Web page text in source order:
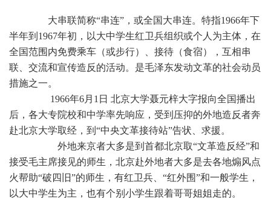
大串联简称“串连”，或全国大串连。特指1966年下
半年到1967年初，以大中学生红卫兵组织或个人为主体，在
全国范围内免费乘车（或步行）、接待（食宿），互相串
联、交流和宣传造反的活动。是毛泽东发动文革的社会动员
措施之一。
1966年6月1日 北京大学聂元梓大字报向全国播出
后，各大专院校和中学率先响应，受到压抑的外地造反者奔
赴北京大学取经，到“中央文革接待站”告状、求援。
外地来京者大多是到首都北京取“文革造反经”和
接受毛主席接见的师生，北京赴外地者大多是去各地煽风点
火帮助“破四旧”的师生，有红卫兵、“红外围”和一般学生，
以大中学生为主，也有个别小学生跟着哥哥姐姐走的。